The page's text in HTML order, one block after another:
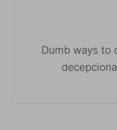
Dumb ways to